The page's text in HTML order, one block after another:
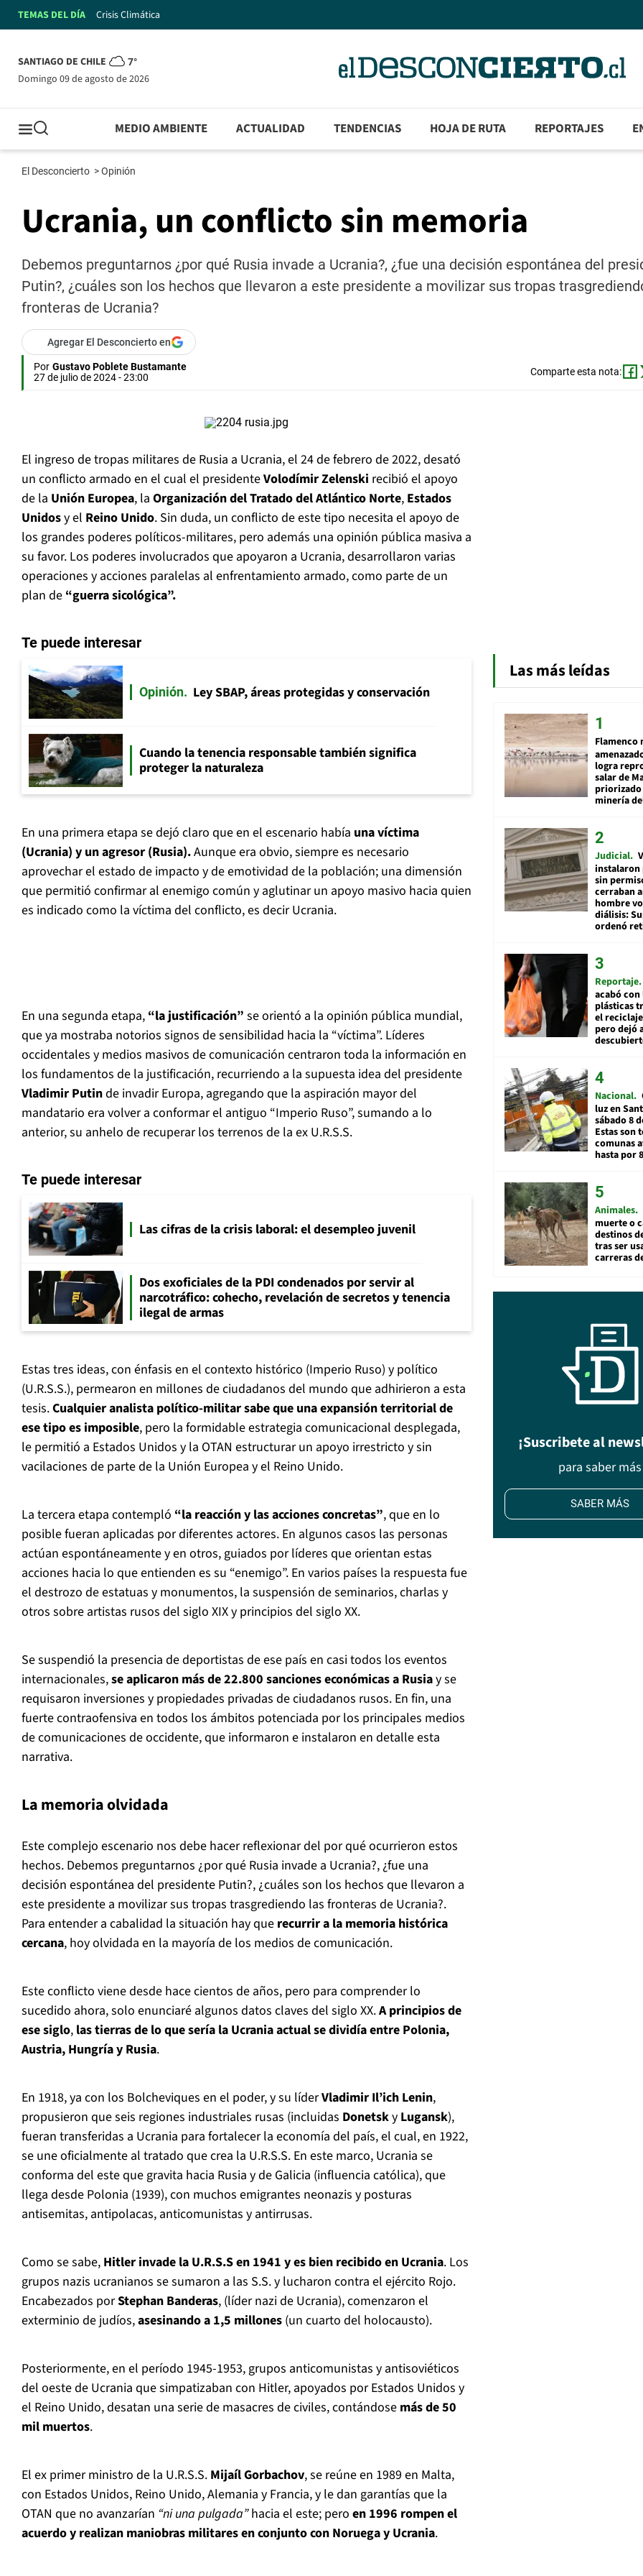
TEMAS DEL DÍA Crisis Climática
SANTIAGO DE CHILE 7°
domingo 09 de agosto de 2026
MEDIO AMBIENTE ACTUALIDAD TENDENCIAS HOJA DE RUTA REPORTAJES
El Desconcierto >Opinión
Ucrania, un conflicto sin memoria
Debemos preguntarnos ¿por qué Rusia invade a Ucrania?, ¿fue una decisión espontánea del
Putin?, ¿cuáles son los hechos que llevaron a este presidente a movilizar sus tropas
fronteras de Ucrania?
Agregar El Desconcierto en
Por Gustavo Poblete Bustamante
27 de julio de 2024 - 23:00
Comparte esta nota:
El ingreso de tropas militares de Rusia a Ucrania, el 24 de febrero de 2022, desató
un conflicto armado en el cual el presidenteVolodímir Zelenski recibió el apoyo
de la Unión Europea, la Organización del Tratado del Atlántico Norte, Estados
Unidosy el Reino Unido. Sin duda, un conflicto de este tipo necesita el apoyo de
los grandes poderes políticos-militares, pero además una opinión pública masiva a
su favor. Los poderes involucrados que apoyaron a Ucrania, desarrollaron varias
operaciones y acciones paralelas al enfrentamiento armado, como parte de un
plan de “guerra sicológica”.
Te puede interesar
Opinión Ley SBAP, áreas protegidas y conservación
Cuando la tenencia responsable también significa
proteger la naturaleza
En una primera etapa se dejó claro que en el escenario había una víctima
(Ucrania) y un agresor (Rusia).Aunque era obvio, siempre es necesario
aprovechar el estado de impacto y de emotividad de la población; una dimensión
que permitió confirmar al enemigo común y aglutinar un apoyo masivo hacia quien
es indicado como la víctima del conflicto, es decir Ucrania.
En una segunda etapa, “la justificación” se orientó a la opinión pública mundial,
que ya mostraba notorios signos de sensibilidad hacia la “víctima”. Líderes
occidentales y medios masivos de comunicación centraron toda la información en
los fundamentos de la justificación, recurriendo a la supuesta idea del presidente
Vladimir Putinde invadir Europa, agregando que la aspiración mayor del
mandatario era volver a conformar el antiguo “Imperio Ruso”, sumando a lo
anterior, su anhelo de recuperar los terrenos de la ex U.R.S.S.
Te puede interesar
Las cifras de la crisis laboral: el desempleo juvenil
Dos exoficiales de la PDI condenados por servir al
narcotráfico: cohecho, revelación de secretos y tenencia
ilegal de armas
Estas tres ideas, con énfasis en el contexto histórico (Imperio Ruso) y político
(U.R.S.S.), permearon en millones de ciudadanos del mundo que adhirieron a esta
tesis.Cualquier analista político-militar sabe que una expansión territorial de
ese tipo es imposible, pero la formidable estrategia comunicacional desplegada,
le permitió a Estados Unidos y la OTAN estructurar un apoyo irrestricto y sin
vacilaciones de parte de la Unión Europea y el Reino Unido.
La tercera etapa contempló “la reacción y las acciones concretas”, que en lo
posible fueran aplicadas por diferentes actores. En algunos casos las personas
actúan espontáneamente y en otros, guiados por líderes que orientan estas
acciones hacia lo que entienden es su “enemigo”. En varios países la respuesta fue
el destrozo de estatuas y monumentos, la suspensión de seminarios, charlas y
otros sobre artistas rusos del siglo XIX y principios del siglo XX.
Se suspendió la presencia de deportistas de ese país en casi todos los eventos
internacionales,se aplicaron más de 22.800 sanciones económicas a Rusiay se
requisaron inversiones y propiedades privadas de ciudadanos rusos. En fin, una
fuerte contraofensiva en todos los ámbitos potenciada por los principales medios
de comunicaciones de occidente, que informaron e instalaron en detalle esta
narrativa.
La memoria olvidada
Este complejo escenario nos debe hacer reflexionar del por qué ocurrieron estos
hechos. Debemos preguntarnos ¿por qué Rusia invade a Ucrania?, ¿fue una
decisión espontánea del presidente Putin?, ¿cuáles son los hechos que llevaron a
este presidente a movilizar sus tropas trasgrediendo las fronteras de Ucrania?.
Para entender a cabalidad la situación hay que recurrir a la memoria histórica
cercana, hoy olvidada en la mayoría de los medios de comunicación.
Este conflicto viene desde hace cientos de años, pero para comprender lo
sucedido ahora, solo enunciaré algunos datos claves del siglo XX.A principios de
ese siglo, las tierras de lo que sería la Ucrania actual se dividía entre Polonia,
Austria, Hungría y Rusia.
En 1918, ya con los Bolcheviques en el poder, y su líderVladimir Il’ich Lenin,
propusieron que seis regiones industriales rusas (incluidas Donetsky Lugansk),
fueran transferidas a Ucrania para fortalecer la economía del país, el cual, en 1922,
se une oficialmente al tratado que crea la U.R.S.S. En este marco, Ucrania se
conforma del este que gravita hacia Rusia y de Galicia (influencia católica), que
llega desde Polonia (1939), con muchos emigrantes neonazis y posturas
antisemitas, antipolacas, anticomunistas y antirrusas.
Como se sabe, Hitler invade la U.R.S.S en 1941 y es bien recibido en Ucrania. Los
grupos nazis ucranianos se sumaron a las S.S. y lucharon contra el ejército Rojo.
Encabezados porStephan Banderas, (líder nazi de Ucrania), comenzaron el
exterminio de judíos,asesinando a 1,5 millones (un cuarto del holocausto).
Posteriormente, en el período 1945-1953, grupos anticomunistas y antisoviéticos
del oeste de Ucrania que simpatizaban con Hitler, apoyados por Estados Unidos y
el Reino Unido, desatan una serie de masacres de civiles, contándose más de 50
mil muertos.
El ex primer ministro de la U.R.S.S. Mijaíl Gorbachov, se reúne en 1989 en Malta,
con Estados Unidos, Reino Unido, Alemania y Francia, y le dan garantías que la
OTAN que no avanzarían “ni una pulgada”hacia el este; pero en 1996 rompen el
acuerdo y realizan maniobras militares en conjunto con Noruega y Ucrania.
Las más leídas
Flamenco
logra
salar de
minería
Judicial
instalaron
sin
cerraban
hombre
diálisis:
ordenó
Reportaje
acabó con
plásticas
el
pero dejó
Nacional
luz en
sábado 8
Estas son
comunas
hasta por
Animales
muerte o
destinos
tras ser
carreras
¡Suscribete al
para saber más
SABER MÁS